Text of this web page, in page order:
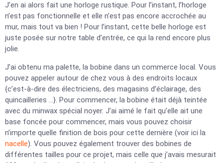
J’en ai alors fait une horloge rustique. Pour l’instant, l’horloge
n’est pas fonctionnelle et elle n’est pas encore accrochée au
mur, mais tout va bien ! Pour l’instant, cette belle horloge est
juste posée sur notre table d’entrée, ce qui la rend encore plus
jolie.
J’ai obtenu ma palette, la bobine dans un commerce local. Vous
pouvez appeler autour de chez vous à des endroits locaux
{c’est-à-dire des électriciens, des magasins d’éclairage, des
quincailleries …}. Pour commencer, la bobine était déjà teintée
avec du minwax spécial noyer. J’ai aimé le fait qu’elle ait une
base foncée pour commencer, mais vous pouvez choisir
n’importe quelle finition de bois pour cette dernière (voir ici la
nacelle). Vous pouvez également trouver des bobines de
différentes tailles pour ce projet, mais celle que j’avais mesurait